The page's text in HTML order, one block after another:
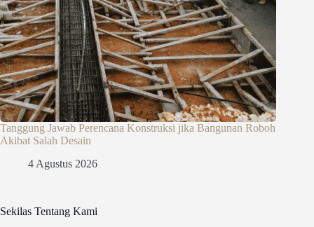
Tanggung Jawab Perencana Konstruksi jika Bangunan Roboh
Akibat Salah Desain
4 Agustus 2026
Sekilas Tentang Kami